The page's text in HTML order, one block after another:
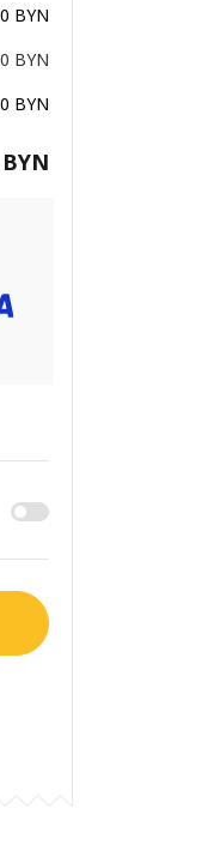
BYN
BYN
0 BYN